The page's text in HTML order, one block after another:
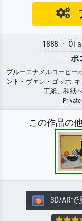
1888 · Öl
ポ
ブルーエナメルコーヒー
ント・ヴァン・ゴッホ.
工紙、和紙
この作品の
3D/ARで